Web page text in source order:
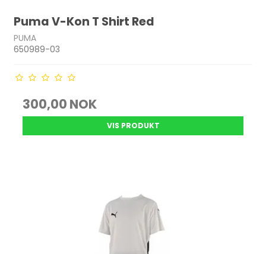
Puma V-Kon T Shirt Red
PUMA
650989-03
300,00 NOK
VIS PRODUKT